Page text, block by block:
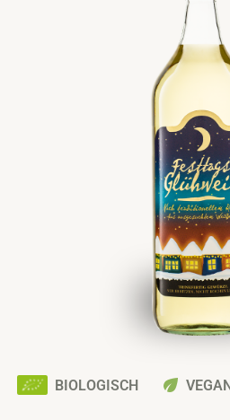
BIOLOGISCH eco